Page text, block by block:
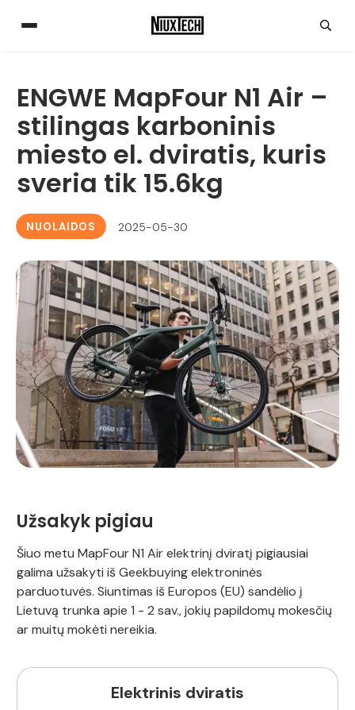
ENGWE MapFour N1 Air –
stilingas karboninis
miesto el. dviratis, kuris
sveria tik 15.6kg
NUOLAIDOS 2025-05-30
Užsakyk pigiau
Šiuo metu MapFour N1 Air elektrinį dviratį pigiausiai
galima užsakyti iš Geekbuying elektroninės
parduotuvės. Siuntimas iš Europos (EU) sandėlio į
Lietuvą trunka apie 1 - 2 sav., jokių papildomų mokesčių
ar muitų mokėti nereikia.
Elektrinis dviratis